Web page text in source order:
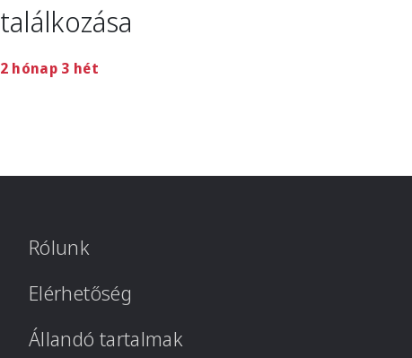
találkozása
2 hónap 3 hét
Rólunk
Elérhetőség
Állandó tartalmak